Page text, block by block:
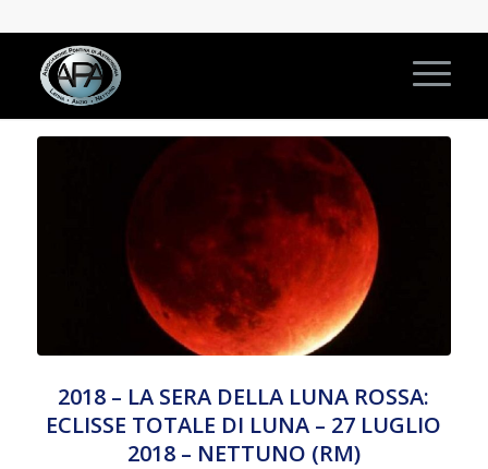
2018 – LA SERA DELLA LUNA ROSSA:
ECLISSE TOTALE DI LUNA – 27 LUGLIO
2018 – NETTUNO (RM)